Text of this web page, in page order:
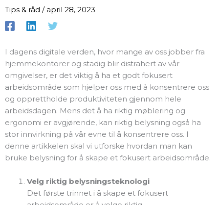
Tips & råd /april 28, 2023
I dagens digitale verden, hvor mange av oss jobber fra
hjemmekontorer og stadig blir distrahert av vår
omgivelser, er det viktig å ha et godt fokusert
arbeidsområde som hjelper oss med å konsentrere oss
og opprettholde produktiviteten gjennom hele
arbeidsdagen. Mens det å ha riktig møblering og
ergonomi er avgjørende, kan riktig belysning også ha
stor innvirkning på vår evne til å konsentrere oss. I
denne artikkelen skal vi utforske hvordan man kan
bruke belysning for å skape et fokusert arbeidsområde.
Velg riktig belysningsteknologi
Det første trinnet i å skape et fokusert